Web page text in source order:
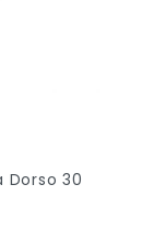
Dorso 30